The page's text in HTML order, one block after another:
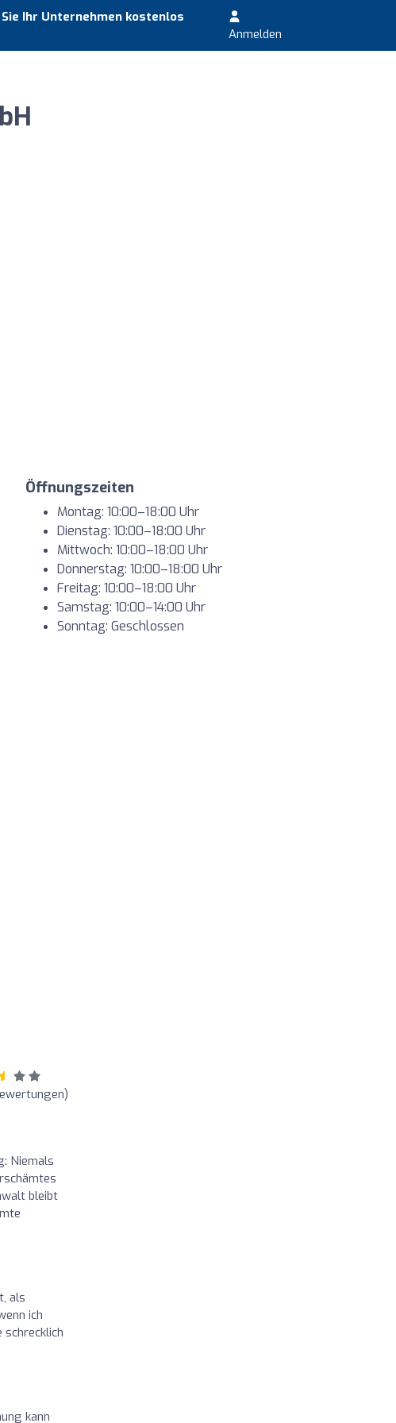
Sie Ihr Unternehmen kostenlos
Anmelden
Öffnungszeiten
Montag: 10:00–18:00 Uhr
Dienstag: 10:00–18:00 Uhr
Mittwoch: 10:00–18:00 Uhr
Donnerstag: 10:00–18:00 Uhr
Freitag: 10:00–18:00 Uhr
Samstag: 10:00–14:00 Uhr
Sonntag: Geschlossen
Niemals
bleibt
als
ich
schrecklich
kann